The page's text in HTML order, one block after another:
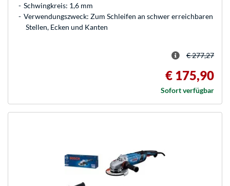
Schwingkreis: 1,6 mm
Verwendungszweck: Zum Schleifen an schwer erreichbaren
Stellen, Ecken und Kanten
€ 277,27
€ 175,90
Sofort verfügbar